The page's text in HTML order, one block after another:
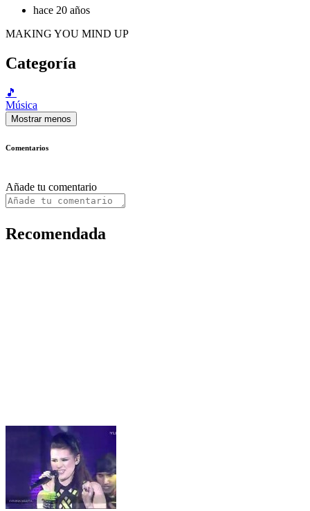
hace 20 años
MAKING YOU MIND UP
Categoría
🎵
Música
Mostrar menos
Comentarios
Añade tu comentario
Recomendada